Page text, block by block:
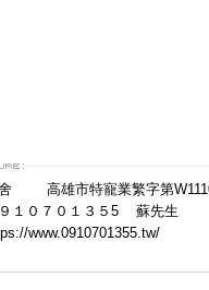
舍 高雄市特寵業繁
１０７０１３５5 蘇先生
www.0910701355.tw/